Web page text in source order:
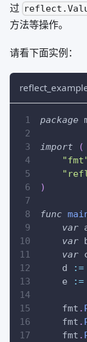
过
方法等操作。
请看下面实例：
package
import
(
)
func
var
var
var
    d
:=
    e
:=
    fmt
.
    fmt
.
    fmt
.